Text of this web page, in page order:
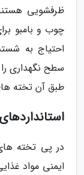
ظرفشویی
چوب و بامبو
احتیاج به
سطح نگهداری
طبق آن تخته
در پی تخته
ایمنی مواد